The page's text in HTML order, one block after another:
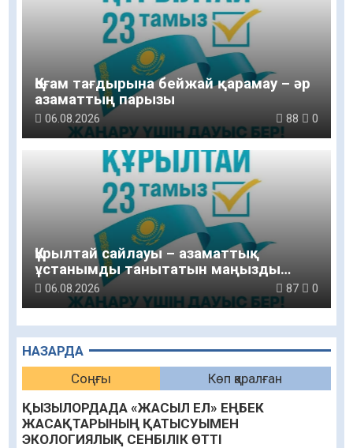
НАЗАРДА
Соңғы
Көп қаралған
ҚЫЗЫЛОРДАДА «ЖАСЫЛ ЕЛ» ЕҢБЕК
ЖАСАҚТАРЫНЫҢ ҚАТЫСУЫМЕН
ЭКОЛОГИЯЛЫҚ СЕНБІЛІК ӨТТІ
Қоғам тағдырына бейжай қарамау – әр
азаматтың парызы
06.08.2026 88 0
Құрылтай сайлауы – азаматтық
ұстанымды танытатын маңызды
қадам
06.08.2026 87 0